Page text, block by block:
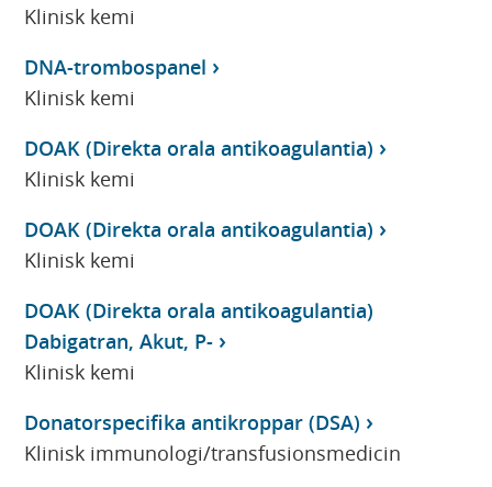
Klinisk kemi
DNA-trombospanel
Klinisk kemi
DOAK (Direkta orala antikoagulantia)
Klinisk kemi
DOAK (Direkta orala antikoagulantia)
Klinisk kemi
DOAK (Direkta orala antikoagulantia)
Dabigatran, Akut, P-
Klinisk kemi
Donatorspecifika antikroppar (DSA)
Klinisk immunologi/transfusionsmedicin